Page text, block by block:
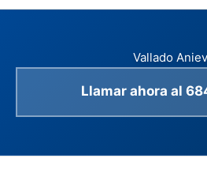
Vallado
Llamar ahora al